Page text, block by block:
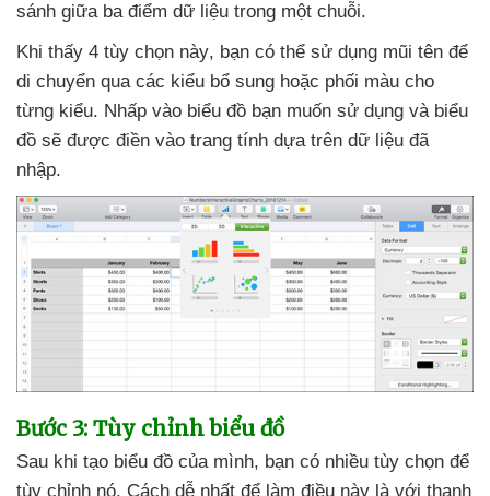
sánh giữa ba điểm dữ liệu trong một chuỗi.
Khi thấy 4 tùy chọn này, bạn có thể sử dụng mũi tên để
di chuyển qua các kiểu bổ sung hoặc phối màu cho
từng kiểu. Nhấp vào biểu đồ bạn muốn sử dụng và biểu
đồ sẽ được điền vào trang tính dựa trên dữ liệu đã
nhập.
Bước 3: Tùy chỉnh biểu đồ
Sau khi tạo biểu đồ của mình, bạn có nhiều tùy chọn để
tùy chỉnh nó. Cách dễ nhất để làm điều này là với thanh